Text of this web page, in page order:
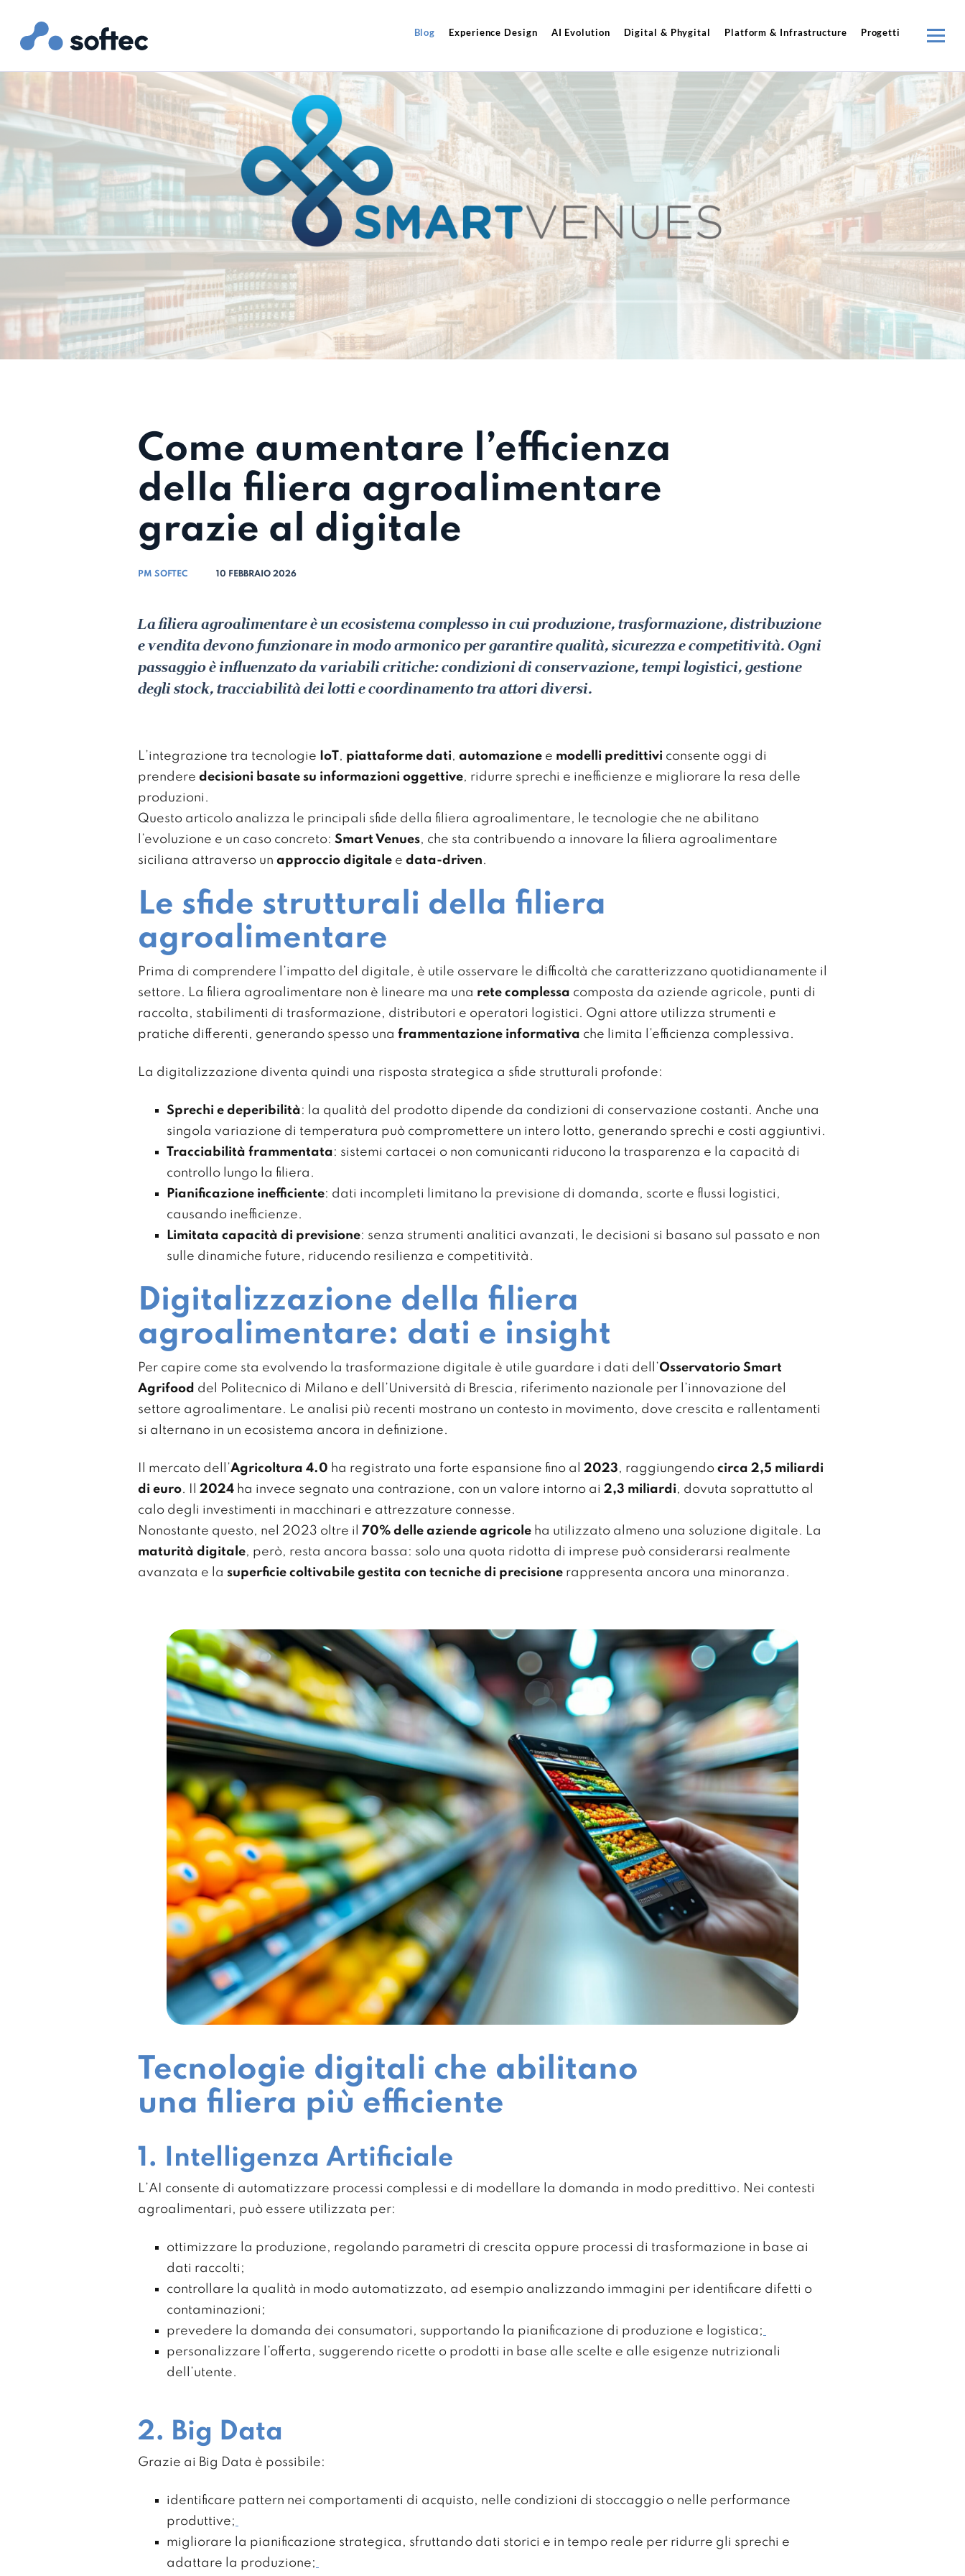
Blog Experience Design AI Evolution Digital & Phygital Platform & Infrastructure Progetti
Come aumentare l’efficienza
della filiera agroalimentare
grazie al digitale
PM SOFTEC 10 FEBBRAIO 2026
La filiera agroalimentare è un ecosistema complesso in cui produzione, trasformazione, distribuzione
e vendita devono funzionare in modo armonico per garantire qualità, sicurezza e competitività. Ogni
passaggio è influenzato da variabili critiche: condizioni di conservazione, tempi logistici, gestione
degli stock, tracciabilità dei lotti e coordinamento tra attori diversi.
L’integrazione tra tecnologie IoT, piattaforme dati, automazione e modelli predittivi consente oggi di
prendere decisioni basate su informazioni oggettive, ridurre sprechi e inefficienze e migliorare la resa delle
produzioni.
Questo articolo analizza le principali sfide della filiera agroalimentare, le tecnologie che ne abilitano
l’evoluzione e un caso concreto: Smart Venues, che sta contribuendo a innovare la filiera agroalimentare
siciliana attraverso un approccio digitale e data-driven.
Le sfide strutturali della filiera
agroalimentare
Prima di comprendere l’impatto del digitale, è utile osservare le difficoltà che caratterizzano quotidianamente il
settore. La filiera agroalimentare non è lineare ma una rete complessa composta da aziende agricole, punti di
raccolta, stabilimenti di trasformazione, distributori e operatori logistici. Ogni attore utilizza strumenti e
pratiche differenti, generando spesso una frammentazione informativa che limita l’efficienza complessiva.
La digitalizzazione diventa quindi una risposta strategica a sfide strutturali profonde:
Sprechi e deperibilità: la qualità del prodotto dipende da condizioni di conservazione costanti. Anche una
singola variazione di temperatura può compromettere un intero lotto, generando sprechi e costi aggiuntivi.
Tracciabilità frammentata: sistemi cartacei o non comunicanti riducono la trasparenza e la capacità di
controllo lungo la filiera.
Pianificazione inefficiente: dati incompleti limitano la previsione di domanda, scorte e flussi logistici,
causando inefficienze.
Limitata capacità di previsione: senza strumenti analitici avanzati, le decisioni si basano sul passato e non
sulle dinamiche future, riducendo resilienza e competitività.
Digitalizzazione della filiera
agroalimentare: dati e insight
Per capire come sta evolvendo la trasformazione digitale è utile guardare i dati dell’Osservatorio Smart
Agrifood del Politecnico di Milano e dell’Università di Brescia, riferimento nazionale per l’innovazione del
settore agroalimentare. Le analisi più recenti mostrano un contesto in movimento, dove crescita e rallentamenti
si alternano in un ecosistema ancora in definizione.
Il mercato dell’Agricoltura 4.0 ha registrato una forte espansione fino al 2023, raggiungendo circa 2,5 miliardi
di euro. Il 2024 ha invece segnato una contrazione, con un valore intorno ai 2,3 miliardi, dovuta soprattutto al
calo degli investimenti in macchinari e attrezzature connesse.
Nonostante questo, nel 2023 oltre il 70% delle aziende agricole ha utilizzato almeno una soluzione digitale. La
maturità digitale, però, resta ancora bassa: solo una quota ridotta di imprese può considerarsi realmente
avanzata e la superficie coltivabile gestita con tecniche di precisione rappresenta ancora una minoranza.
Tecnologie digitali che abilitano
una filiera più efficiente
1. Intelligenza Artificiale
L’AI consente di automatizzare processi complessi e di modellare la domanda in modo predittivo. Nei contesti
agroalimentari, può essere utilizzata per:
ottimizzare la produzione, regolando parametri di crescita oppure processi di trasformazione in base ai
dati raccolti;
controllare la qualità in modo automatizzato, ad esempio analizzando immagini per identificare difetti o
contaminazioni;
prevedere la domanda dei consumatori, supportando la pianificazione di produzione e logistica;
personalizzare l’offerta, suggerendo ricette o prodotti in base alle scelte e alle esigenze nutrizionali
dell’utente.
2. Big Data
Grazie ai Big Data è possibile:
identificare pattern nei comportamenti di acquisto, nelle condizioni di stoccaggio o nelle performance
produttive;
migliorare la pianificazione strategica, sfruttando dati storici e in tempo reale per ridurre gli sprechi e
adattare la produzione;